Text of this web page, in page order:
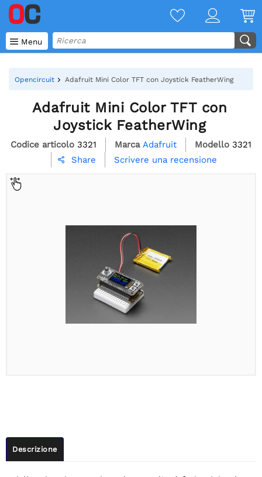
 Menu
Opencircuit Adafruit Mini Color TFT con Joystick FeatherWing
Adafruit Mini Color TFT con
Joystick FeatherWing
Codice articolo 3321 Marca Adafruit Modello 3321
 Share Scrivere una recensione
Descrizione